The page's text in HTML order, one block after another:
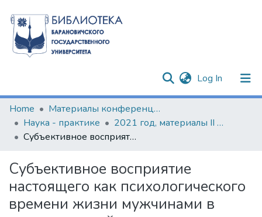
Log In (current)
Communities & Collections
All of DSpace
Home
Материалы конференций и семинаров
Наука - практике
2021 год, материалы II Международной научно-практической конференции
Субъективное восприятие настоящего как психологического времени жизни мужчинами в период ранней взрослости
Субъективное восприятие
настоящего как психологического
времени жизни мужчинами в